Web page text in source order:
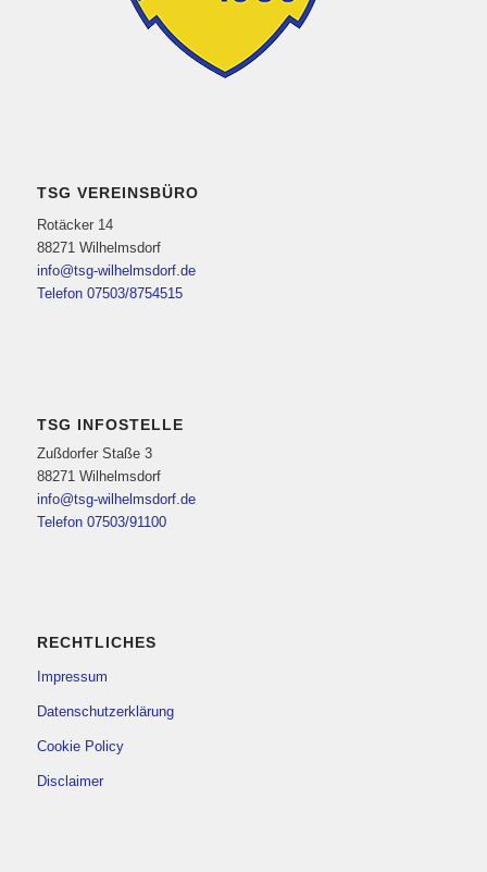
TSG VEREINSBÜRO
Rotäcker 14
88271 Wilhelmsdorf
info@tsg-wilhelmsdorf.de
Telefon 07503/8754515
TSG INFOSTELLE
Zußdorfer Staße 3
88271 Wilhelmsdorf
info@tsg-wilhelmsdorf.de
Telefon 07503/91100
RECHTLICHES
Impressum
Datenschutzerklärung
Cookie Policy
Disclaimer